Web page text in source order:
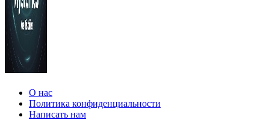
О нас
Политика конфиденциальности
Написать нам